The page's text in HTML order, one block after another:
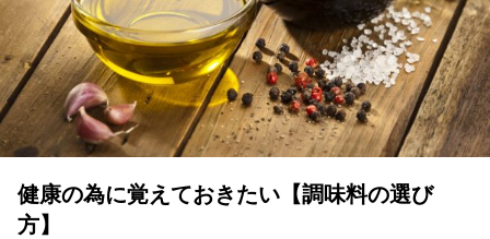
健康の為に覚えておきたい【調味料の選び
方】